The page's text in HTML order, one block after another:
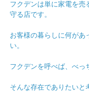
フクデンは単に家電を売
守る店です。
お客様の暮らしに何があ
い。
フクデンを呼べば、べっ
そんな存在でありたいと